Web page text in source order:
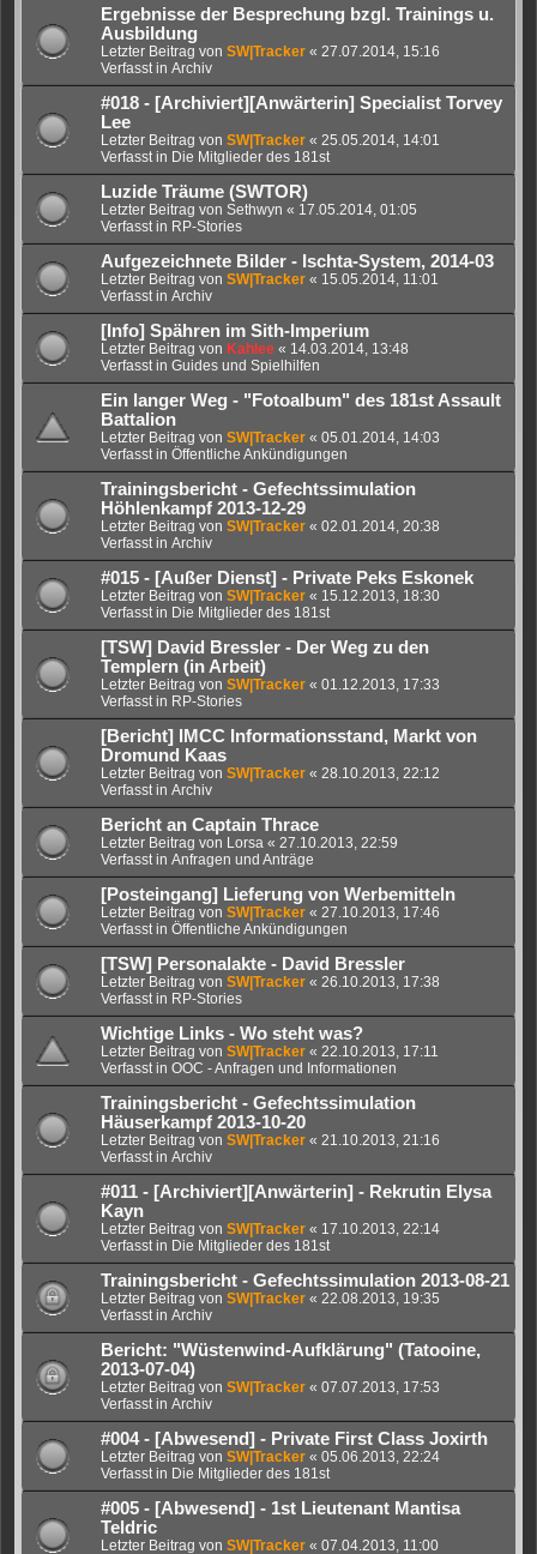
Ergebnisse der Besprechung bzgl. Trainings u.
Ausbildung
Letzter Beitrag von SW|Tracker « 27.07.2014, 15:16
Verfasst in Archiv
#018 - [Archiviert][Anwärterin] Specialist Torvey
Lee
Letzter Beitrag von SW|Tracker « 25.05.2014, 14:01
Verfasst in Die Mitglieder des 181st
Luzide Träume (SWTOR)
Letzter Beitrag von Sethwyn « 17.05.2014, 01:05
Verfasst in RP-Stories
Aufgezeichnete Bilder - Ischta-System, 2014-03
Letzter Beitrag von SW|Tracker « 15.05.2014, 11:01
Verfasst in Archiv
[Info] Spähren im Sith-Imperium
Letzter Beitrag von Kahlee « 14.03.2014, 13:48
Verfasst in Guides und Spielhilfen
Ein langer Weg - "Fotoalbum" des 181st Assault
Battalion
Letzter Beitrag von SW|Tracker « 05.01.2014, 14:03
Verfasst in Öffentliche Ankündigungen
Trainingsbericht - Gefechtssimulation
Höhlenkampf 2013-12-29
Letzter Beitrag von SW|Tracker « 02.01.2014, 20:38
Verfasst in Archiv
#015 - [Außer Dienst] - Private Peks Eskonek
Letzter Beitrag von SW|Tracker « 15.12.2013, 18:30
Verfasst in Die Mitglieder des 181st
[TSW] David Bressler - Der Weg zu den
Templern (in Arbeit)
Letzter Beitrag von SW|Tracker « 01.12.2013, 17:33
Verfasst in RP-Stories
[Bericht] IMCC Informationsstand, Markt von
Dromund Kaas
Letzter Beitrag von SW|Tracker « 28.10.2013, 22:12
Verfasst in Archiv
Bericht an Captain Thrace
Letzter Beitrag von Lorsa « 27.10.2013, 22:59
Verfasst in Anfragen und Anträge
[Posteingang] Lieferung von Werbemitteln
Letzter Beitrag von SW|Tracker « 27.10.2013, 17:46
Verfasst in Öffentliche Ankündigungen
[TSW] Personalakte - David Bressler
Letzter Beitrag von SW|Tracker « 26.10.2013, 17:38
Verfasst in RP-Stories
Wichtige Links - Wo steht was?
Letzter Beitrag von SW|Tracker « 22.10.2013, 17:11
Verfasst in OOC - Anfragen und Informationen
Trainingsbericht - Gefechtssimulation
Häuserkampf 2013-10-20
Letzter Beitrag von SW|Tracker « 21.10.2013, 21:16
Verfasst in Archiv
#011 - [Archiviert][Anwärterin] - Rekrutin Elysa
Kayn
Letzter Beitrag von SW|Tracker « 17.10.2013, 22:14
Verfasst in Die Mitglieder des 181st
Trainingsbericht - Gefechtssimulation 2013-08-21
Letzter Beitrag von SW|Tracker « 22.08.2013, 19:35
Verfasst in Archiv
Bericht: "Wüstenwind-Aufklärung" (Tatooine,
2013-07-04)
Letzter Beitrag von SW|Tracker « 07.07.2013, 17:53
Verfasst in Archiv
#004 - [Abwesend] - Private First Class Joxirth
Letzter Beitrag von SW|Tracker « 05.06.2013, 22:24
Verfasst in Die Mitglieder des 181st
#005 - [Abwesend] - 1st Lieutenant Mantisa
Teldric
Letzter Beitrag von SW|Tracker « 07.04.2013, 11:00